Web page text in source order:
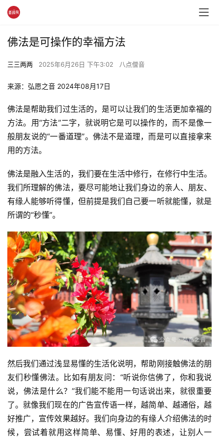
佛法是可操作的幸福方法
三三两两 2025年6月26日 下午3:02 八点僧音
来源：弘愿之音 2024年08月17日
佛法是帮助我们过生活的，是可以让我们的生活更加幸福的
方法。用“方法”二字，就说明它是可以操作的，而不是像一
般朋友说的“一番道理”。佛法不是道理，而是可以直接拿来
用的方法。
佛法是融入生活的，我们要在生活中修行，在修行中生活。
我们所理解的佛法，要尽可能地让我们身边的亲人、朋友、
有缘人能够听得懂，但前提是我们自己要一听就能懂，就是
所谓的“秒懂”。
然后我们通过浅显易懂的生活化说明，帮助刚接触佛法的朋
友们秒懂佛法。比如有朋友问：“听说你信佛了，你和我说
说，佛法是什么？”我们能不能用一句话说出来，就很重要
了。就像我们现在的广告宣传语一样，越简单、越通俗，越
好推广，宣传效果越好。我们向身边的有缘人介绍佛法的时
候，尝试着就用这样简单、易懂、好用的表述，让别人一